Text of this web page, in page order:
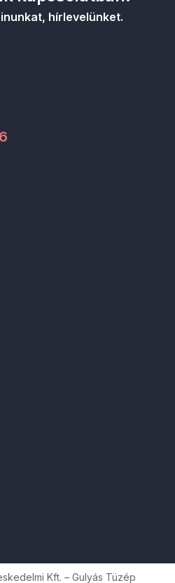
hírlevelünket.
Kft. – Gulyás Tüzép